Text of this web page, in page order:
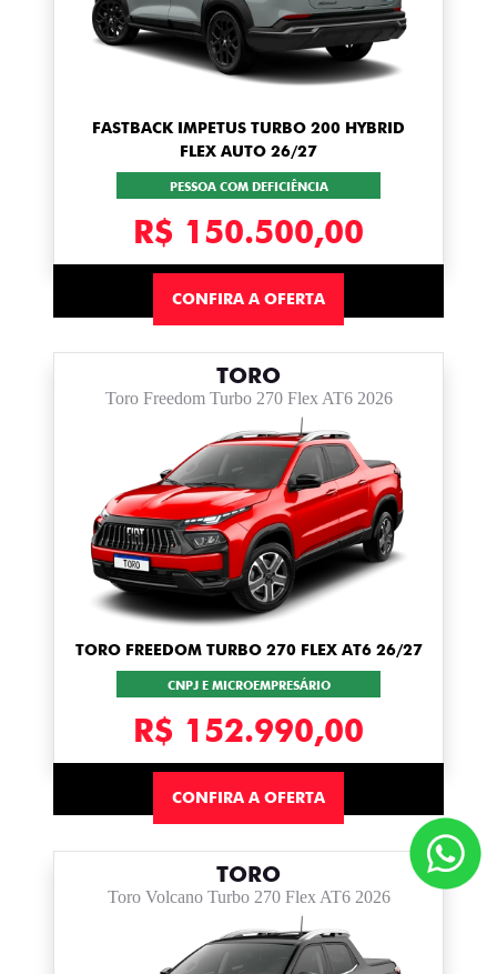
FASTBACK IMPETUS TURBO 200 HYBRID
FLEX AUTO 26/27
PESSOA COM DEFICIÊNCIA
R$ 150.500,00
CONFIRA A OFERTA
TORO
Toro Freedom Turbo 270 Flex AT6 2026
TORO FREEDOM TURBO 270 FLEX AT6 26/27
CNPJ E MICROEMPRESÁRIO
R$ 152.990,00
CONFIRA A OFERTA
TORO
Toro Volcano Turbo 270 Flex AT6 2026